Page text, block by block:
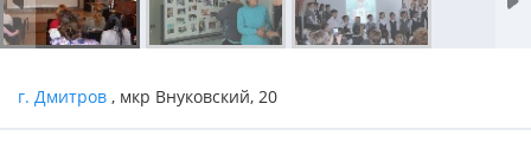
г. Дмитров , мкр Внуковский, 20